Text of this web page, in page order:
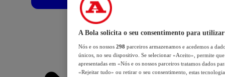
A Bola solicita o seu consentimento para utilizar
Nós e os nossos 298 parceiros armazenamos e acedemos a
únicos, no seu dispositivo. Se selecionar «Aceito», permite
apresentadas em «Nós e os nossos parceiros tratamos dados
«Rejeitar tudo» ou retirar o seu consentimento, estas